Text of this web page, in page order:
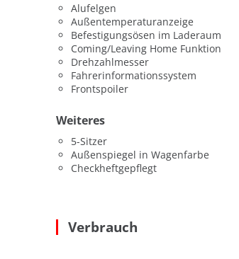
Alufelgen
Außentemperaturanzeige
Befestigungsösen im Laderaum
Coming/Leaving Home Funktion
Drehzahlmesser
Fahrerinformationssystem
Frontspoiler
Weiteres
5-Sitzer
Außenspiegel in Wagenfarbe
Checkheftgepflegt
Verbrauch